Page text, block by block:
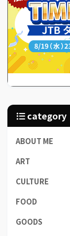
category
ABOUT ME
ART
CULTURE
FOOD
GOODS